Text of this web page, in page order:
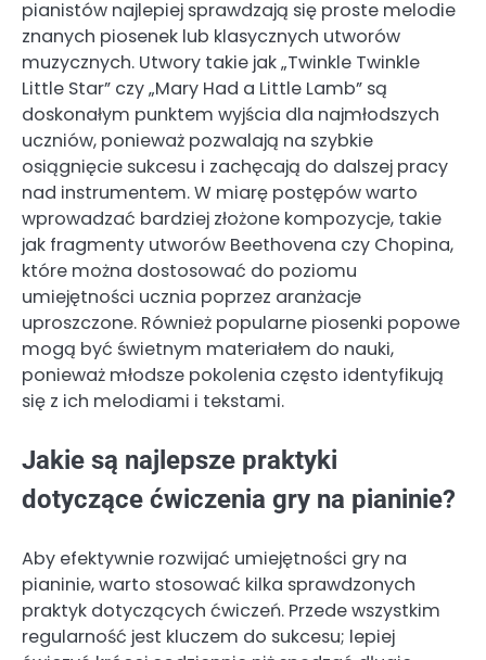
pianistów najlepiej sprawdzają się proste melodie
znanych piosenek lub klasycznych utworów
muzycznych. Utwory takie jak „Twinkle Twinkle
Little Star” czy „Mary Had a Little Lamb” są
doskonałym punktem wyjścia dla najmłodszych
uczniów, ponieważ pozwalają na szybkie
osiągnięcie sukcesu i zachęcają do dalszej pracy
nad instrumentem. W miarę postępów warto
wprowadzać bardziej złożone kompozycje, takie
jak fragmenty utworów Beethovena czy Chopina,
które można dostosować do poziomu
umiejętności ucznia poprzez aranżacje
uproszczone. Również popularne piosenki popowe
mogą być świetnym materiałem do nauki,
ponieważ młodsze pokolenia często identyfikują
się z ich melodiami i tekstami.
Jakie są najlepsze praktyki
dotyczące ćwiczenia gry na pianinie?
Aby efektywnie rozwijać umiejętności gry na
pianinie, warto stosować kilka sprawdzonych
praktyk dotyczących ćwiczeń. Przede wszystkim
regularność jest kluczem do sukcesu; lepiej